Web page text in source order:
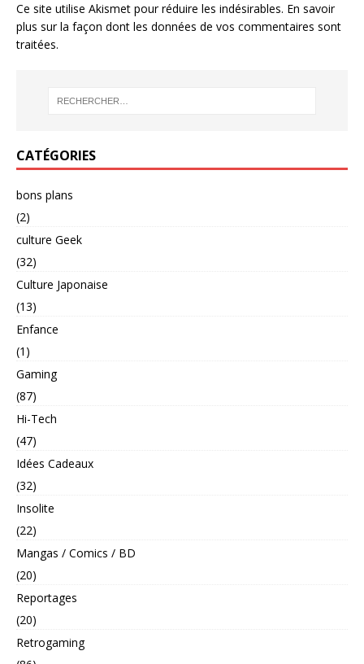
Ce site utilise Akismet pour réduire les indésirables. En savoir
plus sur la façon dont les données de vos commentaires sont
traitées.
CATÉGORIES
bons plans
(2)
culture Geek
(32)
Culture Japonaise
(13)
Enfance
(1)
Gaming
(87)
Hi-Tech
(47)
Idées Cadeaux
(32)
Insolite
(22)
Mangas / Comics / BD
(20)
Reportages
(20)
Retrogaming